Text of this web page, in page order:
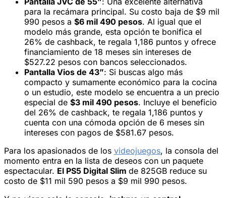
para la recámara principal. Su costo baja de $9 mil
990 pesos a $6 mil 490 pesos. Al igual que el
modelo más grande, esta opción te bonifica el
26% de cashback, te regala 1,186 puntos y ofrece
financiamiento de 18 meses sin intereses de
$527.22 pesos con bancos seleccionados.
Pantalla Vios de 43”: Si buscas algo más
compacto y sumamente económico para la cocina
o un estudio, este modelo se encuentra a un precio
especial de $3 mil 490 pesos. Incluye el beneficio
del 26% de cashback, te regala 1,186 puntos y
cuenta con una cómoda opción de 6 meses sin
intereses con pagos de $581.67 pesos.
Para los apasionados de los videojuegos, la consola del
momento entra en la lista de deseos con un paquete
espectacular. El PS5 Digital Slim de 825GB reduce su
costo de $11 mil 590 pesos a $9 mil 990 pesos.